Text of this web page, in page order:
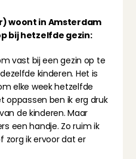
woont in Amsterdam
bij hetzelfde gezin:
vast bij een gezin op te
kinderen. Het is
elke week hetzelfde
oppassen ben ik erg druk
de kinderen. Maar
een handje. Zo ruim ik
zorg ik ervoor dat er